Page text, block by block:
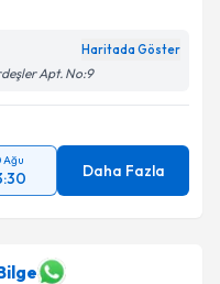
ilişkin
ediyorum.Haritada Göster
Apt. No:9
Ağu
Daha Fazla